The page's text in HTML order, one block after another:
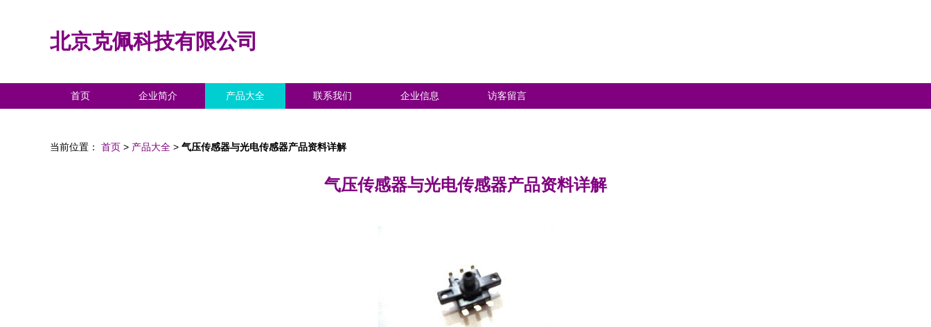
北京克佩科技有限公司
首页 企业简介 产品大全 联系我们 企业信息 访客留言
当前位置： 首页 > 产品大全 > 气压传感器与光电传感器产品资料详解
气压传感器与光电传感器产品资料详解